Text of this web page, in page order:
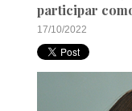
participar
17/10/2022